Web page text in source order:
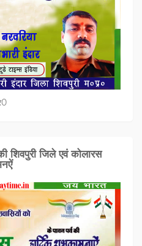
शिवपुरी जिले एवं कोलारस